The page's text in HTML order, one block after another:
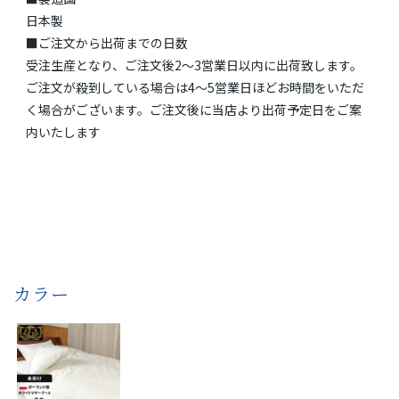
日本製
■ご注文から出荷までの日数
受注生産となり、ご注文後2～3営業日以内に出荷致します。
ご注文が殺到している場合は4～5営業日ほどお時間をいただ
く場合がございます。ご注文後に当店より出荷予定日をご案
内いたします
カラー